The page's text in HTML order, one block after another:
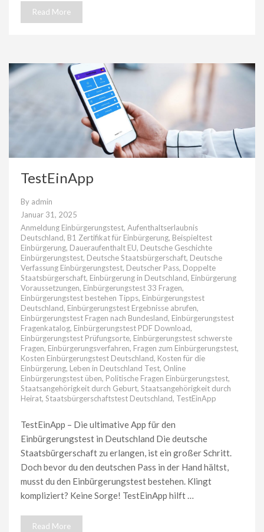
Read More
TestEinApp
By admin
Januar 31, 2025
Anmeldung Einbürgerungstest, Aufenthaltserlaubnis
Deutschland, B1 Zertifikat für Einbürgerung, Beispieltest
Einbürgerung, Daueraufenthalt EU, Deutsche Geschichte
Einbürgerungstest, Deutsche Staatsbürgerschaft, Deutsche
Verfassung Einbürgerungstest, Deutscher Pass, Doppelte
Staatsbürgerschaft, Einbürgerung in Deutschland, Einbürgerung
Voraussetzungen, Einbürgerungstest 33 Fragen,
Einbürgerungstest bestehen Tipps, Einbürgerungstest
Deutschland, Einbürgerungstest Ergebnisse abrufen,
Einbürgerungstest Fragen nach Bundesland, Einbürgerungstest
Fragenkatalog, Einbürgerungstest PDF Download,
Einbürgerungstest Prüfungsorte, Einbürgerungstest schwerste
Fragen, Einbürgerungsverfahren, Fragen zum Einbürgerungstest,
Kosten Einbürgerungstest Deutschland, Kosten für die
Einbürgerung, Leben in Deutschland Test, Online
Einbürgerungstest üben, Politische Fragen Einbürgerungstest,
Staatsangehörigkeit durch Geburt, Staatsangehörigkeit durch
Heirat, Staatsbürgerschaftstest Deutschland, TestEinApp
TestEinApp – Die ultimative App für den
Einbürgerungstest in Deutschland Die deutsche
Staatsbürgerschaft zu erlangen, ist ein großer Schritt.
Doch bevor du den deutschen Pass in der Hand hältst,
musst du den Einbürgerungstest bestehen. Klingt
kompliziert? Keine Sorge! TestEinApp hilft …
Read More